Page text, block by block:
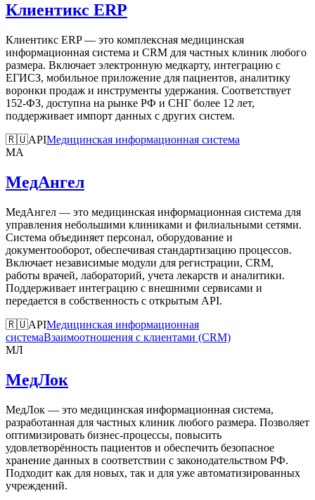
Клиентикс ERP
Клиентикс ERP — это комплексная медицинская
информационная система и CRM для частных клиник любого
размера. Включает электронную медкарту, интеграцию с
ЕГИСЗ, мобильное приложение для пациентов, аналитику
воронки продаж и инструменты удержания. Соответствует
152-ФЗ, доступна на рынке РФ и СНГ более 12 лет,
поддерживает импорт данных с других систем.
🇷🇺APIМедицинская информационная система
МА
МедАнгел
МедАнгел — это медицинская информационная система для
управления небольшими клиниками и филиальными сетями.
Система объединяет персонал, оборудование и
документооборот, обеспечивая стандартизацию процессов.
Включает независимые модули для регистрации, CRM,
работы врачей, лабораторий, учета лекарств и аналитики.
Поддерживает интеграцию с внешними сервисами и
передается в собственность с открытым API.
🇷🇺APIМедицинская информационная
системаВзаимоотношения с клиентами (CRM)
МЛ
МедЛок
МедЛок — это медицинская информационная система,
разработанная для частных клиник любого размера. Позволяет
оптимизировать бизнес-процессы, повысить
удовлетворённость пациентов и обеспечить безопасное
хранение данных в соответствии с законодательством РФ.
Подходит как для новых, так и для уже автоматизированных
учреждений.